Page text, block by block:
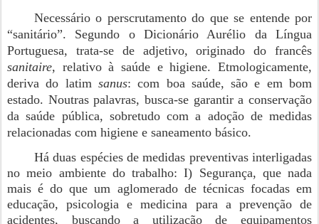
Necessário o perscrutamento do que se entende por
“sanitário”. Segundo o Dicionário Aurélio da Língua
Portuguesa, trata-se de adjetivo, originado do francês
sanitaire, relativo à saúde e higiene. Etmologicamente,
deriva do latim sanus: com boa saúde, são e em bom
estado. Noutras palavras, busca-se garantir a conservação
da saúde pública, sobretudo com a adoção de medidas
relacionadas com higiene e saneamento básico.
Há duas espécies de medidas preventivas interligadas
no meio ambiente do trabalho: I) Segurança, que nada
mais é do que um aglomerado de técnicas focadas em
educação, psicologia e medicina para a prevenção de
acidentes, buscando a utilização de equipamentos